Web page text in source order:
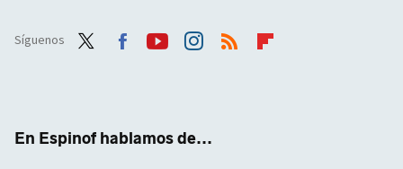
Síguenos
En Espinof hablamos de...